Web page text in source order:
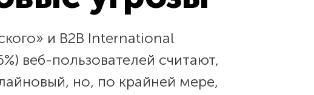
и B2B International
веб-пользователей считают,
но, по крайней мере,